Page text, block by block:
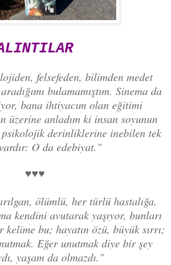
felsefeden, bilimden medet
bulamamıştım. Sinema da
bana ihtiyacım olan eğitimi
üzerine anladım ki insan soyunun
psikolojik derinliklerine inebilen tek
O da edebiyat."
♥♥♥
ölümlü, her türlü hastalığa,
kendini avutarak yaşıyor, bunları
bu; hayatın özü, büyük sırrı;
Eğer unutmak diye bir şey
yaşam da olmazdı."